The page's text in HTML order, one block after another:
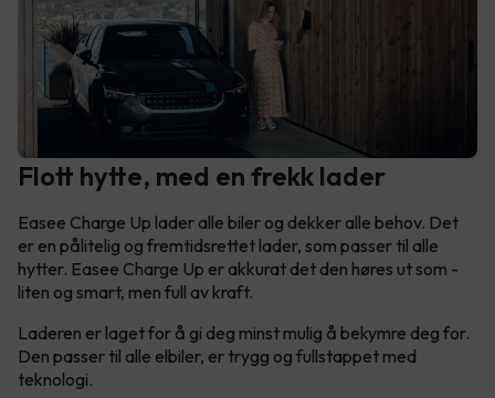
Flott hytte, med en frekk lader
Easee Charge Up lader alle biler og dekker alle behov. Det
er en pålitelig og fremtidsrettet lader, som passer til alle
hytter. Easee Charge Up er akkurat det den høres ut som -
liten og smart, men full av kraft.
Laderen er laget for å gi deg minst mulig å bekymre deg for.
Den passer til alle elbiler, er trygg og fullstappet med
teknologi.